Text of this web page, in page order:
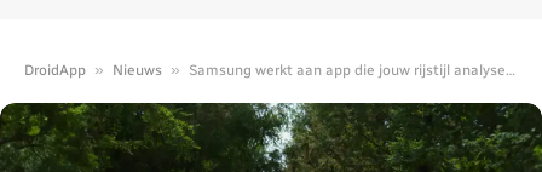
DroidApp » Nieuws » Samsung werkt aan app die jouw rijstijl analyseert: een ongewenste bijrijder?